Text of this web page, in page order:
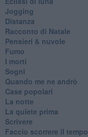
Jogging
Distanza
Racconto di Natale
Pensieri & nuvole
Fumo
I morti
Sogni
Quando me ne andrò
Case popolari
La notte
La quiete prima
Scrivere
Faccio scorrere il tempo